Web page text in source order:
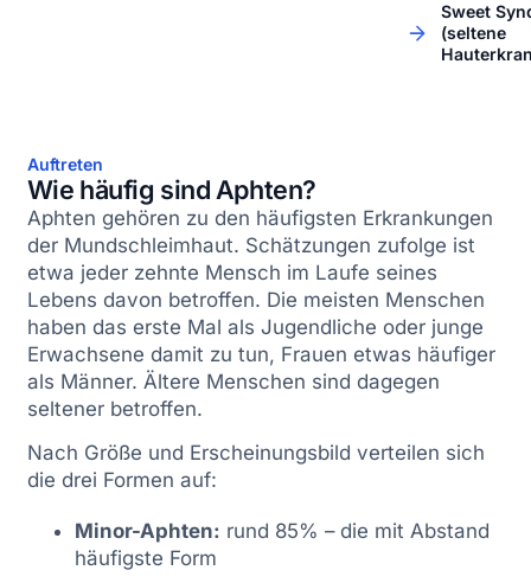
Sweet
(seltene
Auftreten
Wie häufig sind Aphten?
Aphten gehören zu den häufigsten Erkrankungen
der Mundschleimhaut. Schätzungen zufolge ist
etwa jeder zehnte Mensch im Laufe seines
Lebens davon betroffen. Die meisten Menschen
haben das erste Mal als Jugendliche oder junge
Erwachsene damit zu tun, Frauen etwas häufiger
als Männer. Ältere Menschen sind dagegen
seltener betroffen.
Nach Größe und Erscheinungsbild verteilen sich
die drei Formen auf:
Minor-Aphten: rund 85% – die mit Abstand
häufigste Form